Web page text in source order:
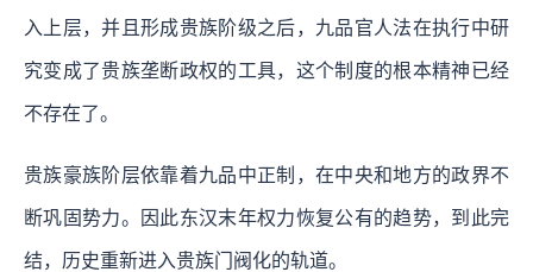
入上层，并且形成贵族阶级之后，九品官人法在执行中研
究变成了贵族垄断政权的工具，这个制度的根本精神已经
不存在了。
贵族豪族阶层依靠着九品中正制，在中央和地方的政界不
断巩固势力。因此东汉末年权力恢复公有的趋势，到此完
结，历史重新进入贵族门阀化的轨道。